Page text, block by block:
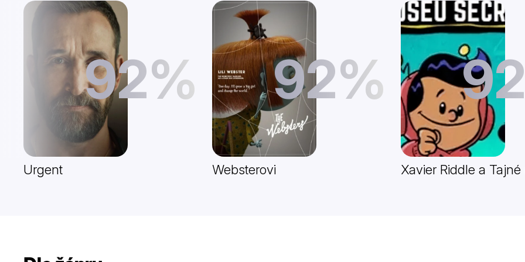
92%
Urgent
92%
Websterovi Xavier Riddle a